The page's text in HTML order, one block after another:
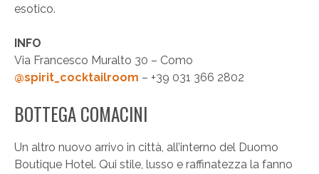
esotico.
INFO
Via Francesco Muralto 30 – Como
@spirit_cocktailroom – +39 031 366 2802
BOTTEGA COMACINI
Un altro nuovo arrivo in città, all’interno del Duomo
Boutique Hotel. Qui stile, lusso e raffinatezza la fanno